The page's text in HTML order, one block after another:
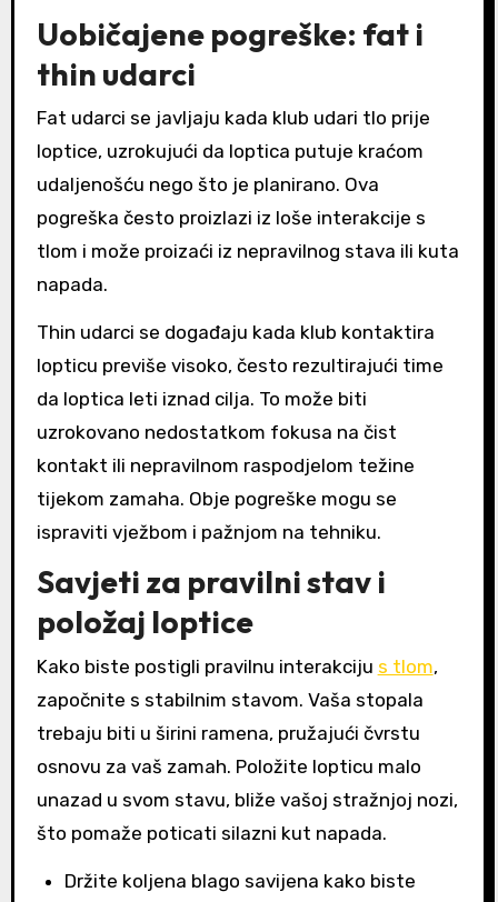
Uobičajene pogreške: fat i
thin udarci
Fat udarci se javljaju kada klub udari tlo prije
loptice, uzrokujući da loptica putuje kraćom
udaljenošću nego što je planirano. Ova
pogreška često proizlazi iz loše interakcije s
tlom i može proizaći iz nepravilnog stava ili kuta
napada.
Thin udarci se događaju kada klub kontaktira
lopticu previše visoko, često rezultirajući time
da loptica leti iznad cilja. To može biti
uzrokovano nedostatkom fokusa na čist
kontakt ili nepravilnom raspodjelom težine
tijekom zamaha. Obje pogreške mogu se
ispraviti vježbom i pažnjom na tehniku.
Savjeti za pravilni stav i
položaj loptice
Kako biste postigli pravilnu interakciju s tlom,
započnite s stabilnim stavom. Vaša stopala
trebaju biti u širini ramena, pružajući čvrstu
osnovu za vaš zamah. Položite lopticu malo
unazad u svom stavu, bliže vašoj stražnjoj nozi,
što pomaže poticati silazni kut napada.
Držite koljena blago savijena kako biste